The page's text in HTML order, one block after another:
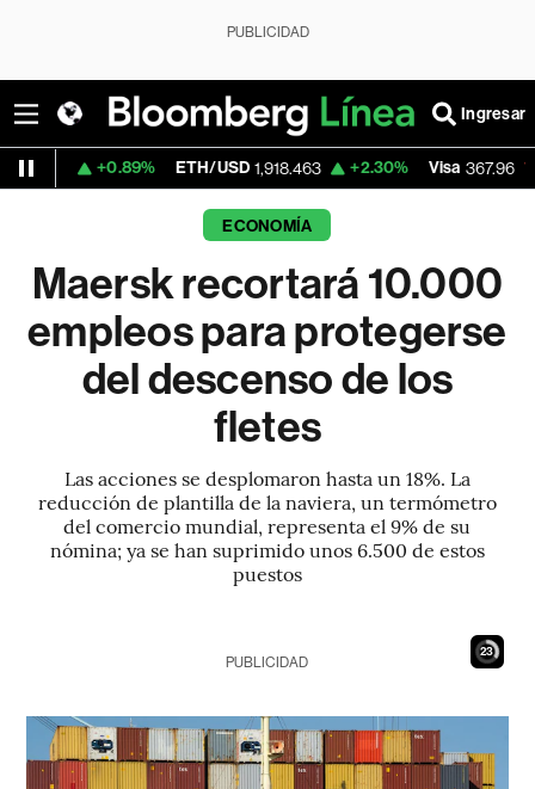
PUBLICIDAD
Ingresar
ETH/USD 1,918.463 +2.30% Visa 367.96 -0.44%
ECONOMÍA
Maersk recortará 10.000
empleos para protegerse
del descenso de los
fletes
Las acciones se desplomaron hasta un 18%. La
reducción de plantilla de la naviera, un termómetro
del comercio mundial, representa el 9% de su
nómina; ya se han suprimido unos 6.500 de estos
puestos
21
PUBLICIDAD